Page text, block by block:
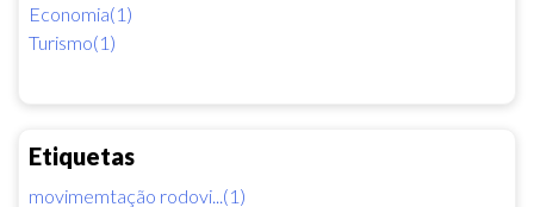
Economia(1)
Turismo(1)
Etiquetas
movimemtação rodovi...(1)